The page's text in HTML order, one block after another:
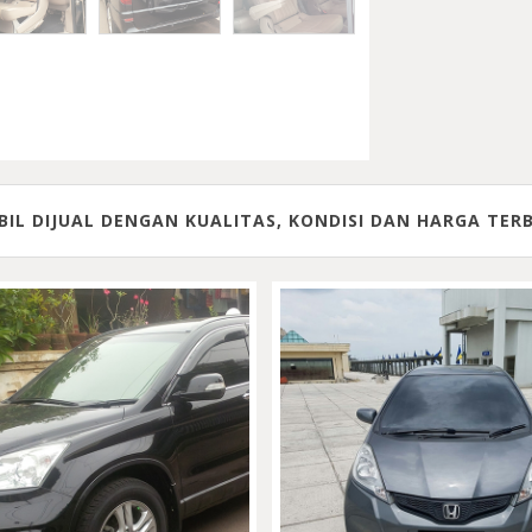
DIJUAL DENGAN KUALITAS, KONDISI DAN HARGA